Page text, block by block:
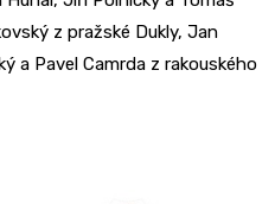
z pražské Dukly, Jan
a Pavel Camrda z rakouského